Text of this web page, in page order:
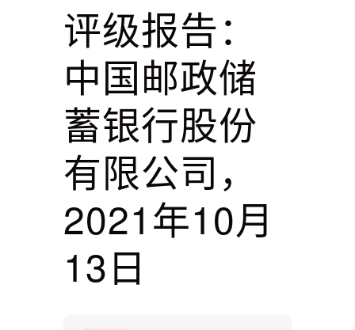
评级报告：
中国邮政储
蓄银行股份
有限公司，
2021年10月
13日